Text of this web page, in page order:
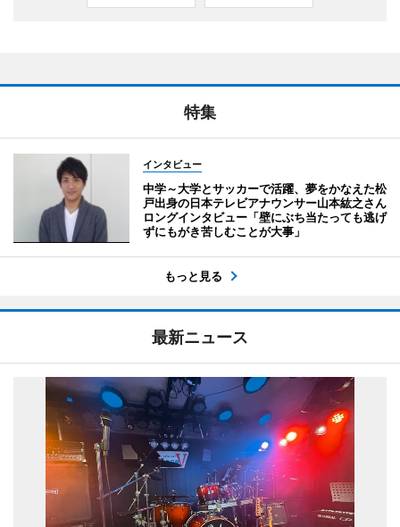
特集
インタビュー
中学～大学とサッカーで活躍、夢をかなえた松
戸出身の日本テレビアナウンサー山本紘之さん
ロングインタビュー「壁にぶち当たっても逃げ
ずにもがき苦しむことが大事」
もっと見る
最新ニュース